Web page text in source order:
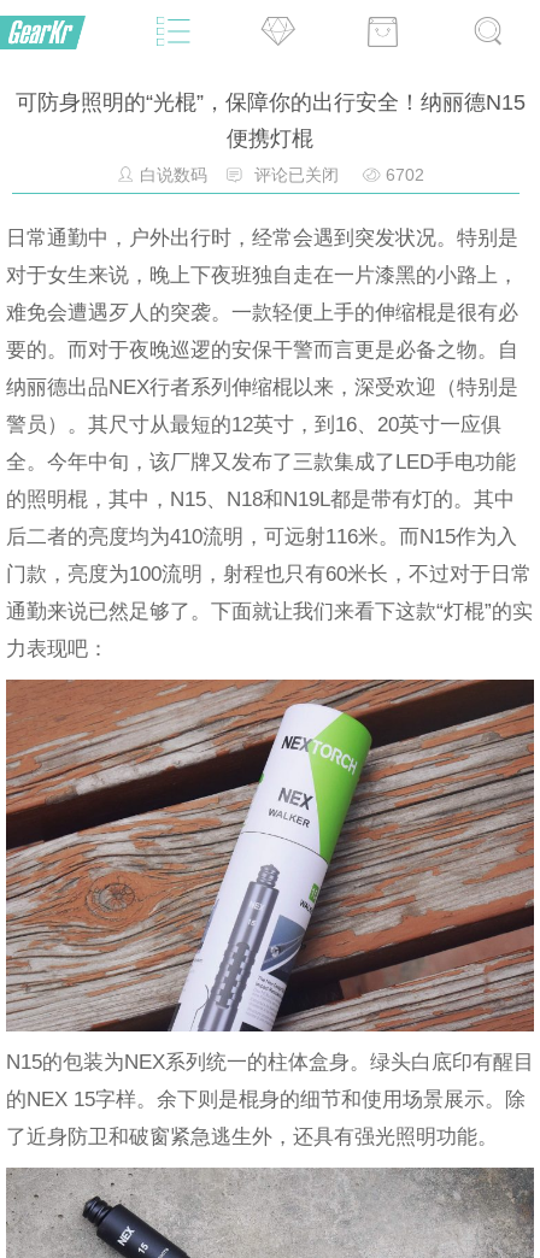
可防身照明的“光棍”，保障你的出行安全！纳丽德N15
便携灯棍
白说数码 评论已关闭 6702
日常通勤中，户外出行时，经常会遇到突发状况。特别是
对于女生来说，晚上下夜班独自走在一片漆黑的小路上，
难免会遭遇歹人的突袭。一款轻便上手的伸缩棍是很有必
要的。而对于夜晚巡逻的安保干警而言更是必备之物。自
纳丽德出品NEX行者系列伸缩棍以来，深受欢迎（特别是
警员）。其尺寸从最短的12英寸，到16、20英寸一应俱
全。今年中旬，该厂牌又发布了三款集成了LED手电功能
的照明棍，其中，N15、N18和N19L都是带有灯的。其中
后二者的亮度均为410流明，可远射116米。而N15作为入
门款，亮度为100流明，射程也只有60米长，不过对于日常
通勤来说已然足够了。下面就让我们来看下这款“灯棍”的实
力表现吧：
N15的包装为NEX系列统一的柱体盒身。绿头白底印有醒目
的NEX 15字样。余下则是棍身的细节和使用场景展示。除
了近身防卫和破窗紧急逃生外，还具有强光照明功能。